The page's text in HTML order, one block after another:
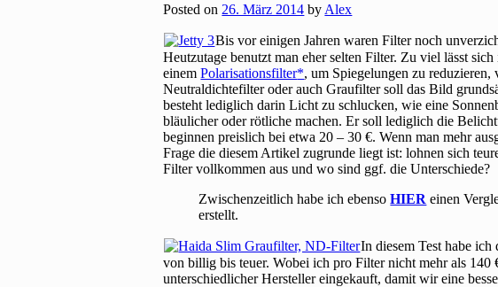
Posted on 26. März 2014 by Alex
Bis vor einigen Jahren waren Filter noch
Heutzutage benutzt man eher selten Filter. Zu viel lässt
einemPolarisationsfilter , um Spiegelungen zu
Neutraldichtefilter oder auch Graufilter soll das Bild
besteht lediglich darin Licht zu schlucken, wie eine
bläulicher oder rötliche machen. Er soll lediglich die
beginnen preislich bei etwa 20 – 30 €. Wenn man mehr
Frage die diesem Artikel zugrunde liegt ist: lohnen sich
Filter vollkommen aus und wo sind ggf. die Unterschiede?
Zwischenzeitlich habe ich ebensoHIER einen
erstellt.
In diesem Test habe ich
von billig bis teuer. Wobei ich pro Filter nicht mehr als 140
unterschiedlicher Hersteller eingekauft, damit wir eine